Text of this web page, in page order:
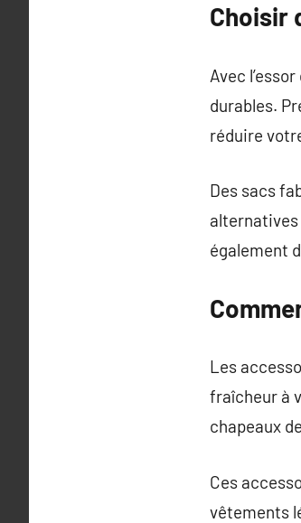
Choisir
Avec
durables.
réduire
Des sacs
alternatives
également
Les
fraîcheur à
chapeaux
Ces
vêtements